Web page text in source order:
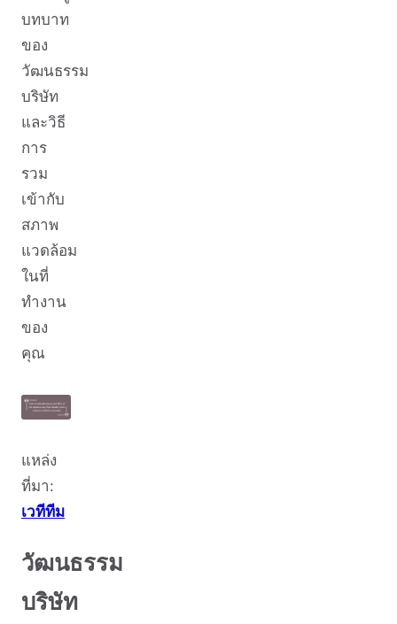
บทบาท
ของ
วัฒนธรรม
บริษัท
และวิธี
การ
รวม
เข้ากับ
สภาพ
แวดล้อม
ในที่
ทำงาน
ของ
คุณ
แหล่ง
ที่มา:
เวทีทีม
วัฒนธรรม
บริษัท